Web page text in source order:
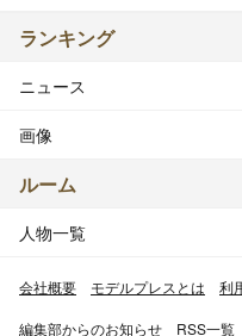
ランキング
ニュース
画像
ルーム
人物一覧
会社概要 モデルプレスとは 利
編集部からのお知らせ RSS一覧